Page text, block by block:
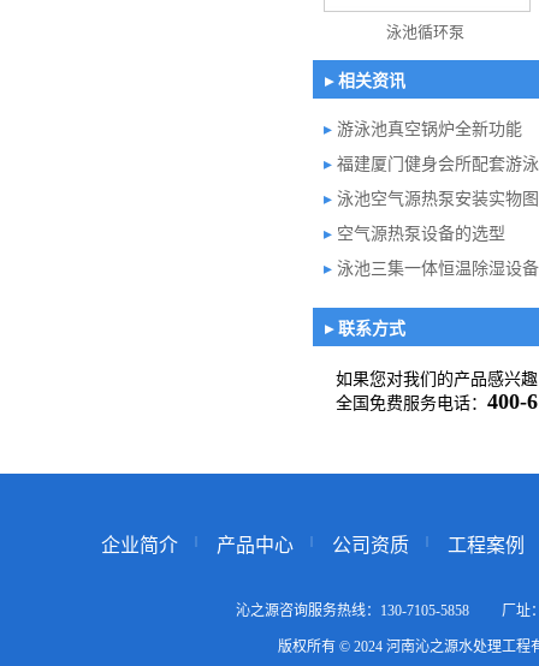
泳池循环泵
▸ 相关资讯
▸ 游泳池真空锅炉全新功能
▸ 福建厦门健身会所配套游
▸ 泳池空气源热泵安装实物图
▸ 空气源热泵设备的选型
▸ 泳池三集一体恒温除湿设
▸ 联系方式
如果您对我们的产品感兴
全国免费服务电话： 400-
企业简介 产品中心 公司资质 工程案例
沁之源咨询服务热线：130-7105-5858 厂
版权所有 © 2024 河南沁之源水处理工